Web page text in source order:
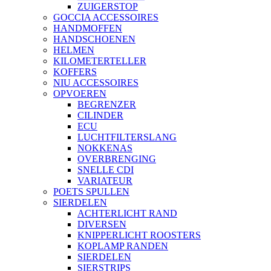
ZUIGERSTOP
GOCCIA ACCESSOIRES
HANDMOFFEN
HANDSCHOENEN
HELMEN
KILOMETERTELLER
KOFFERS
NIU ACCESSOIRES
OPVOEREN
BEGRENZER
CILINDER
ECU
LUCHTFILTERSLANG
NOKKENAS
OVERBRENGING
SNELLE CDI
VARIATEUR
POETS SPULLEN
SIERDELEN
ACHTERLICHT RAND
DIVERSEN
KNIPPERLICHT ROOSTERS
KOPLAMP RANDEN
SIERDELEN
SIERSTRIPS